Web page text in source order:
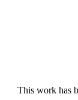
This work has